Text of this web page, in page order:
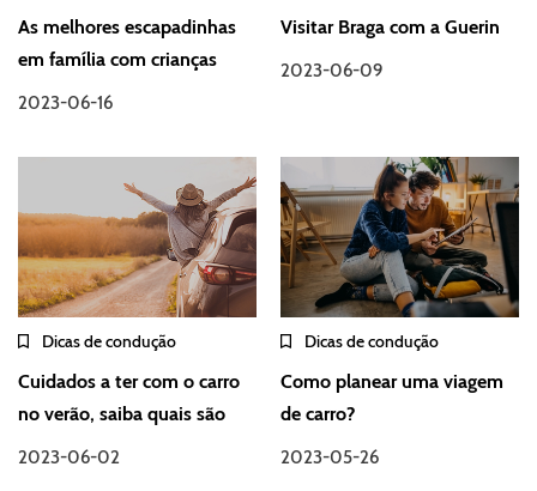
As melhores escapadinhas
em família com crianças
2023-06-16
Visitar Braga com a Guerin
2023-06-09
Dicas de condução
Cuidados a ter com o carro
no verão, saiba quais são
2023-06-02
Dicas de condução
Como planear uma viagem
de carro?
2023-05-26